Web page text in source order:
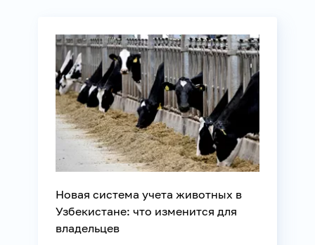
Новая система учета животных в
Узбекистане: что изменится для
владельцев